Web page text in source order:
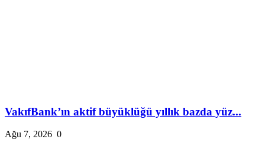
VakıfBank’ın aktif büyüklüğü yıllık bazda yüz...
Ağu 7, 2026 0